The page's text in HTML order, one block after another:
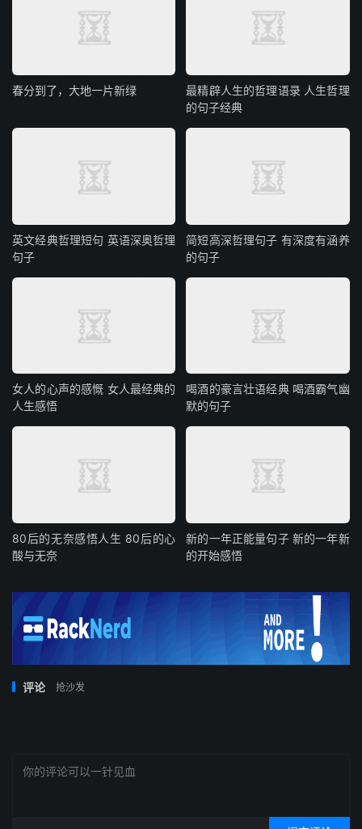
春分到了，大地一片新绿
最精辟人生的哲理语录 人生哲理
的句子经典
英文经典哲理短句 英语深奥哲理
句子
简短高深哲理句子 有深度有涵养
的句子
女人的心声的感慨 女人最经典的
人生感悟
喝酒的豪言壮语经典 喝酒霸气幽
默的句子
80后的无奈感悟人生 80后的心
酸与无奈
新的一年正能量句子 新的一年新
的开始感悟
评论 抢沙发